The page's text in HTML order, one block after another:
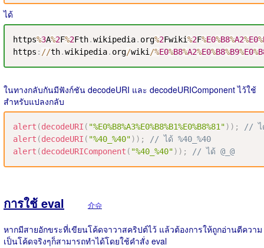
ได้
https%3A%2F%2Fth.wikipedia. org%2Fwiki%2F%E0%B8%A2%E0%
https : //th.wikipedia. org/wiki /%E0%B8%A2%E0%B8%B9%E0%
ในทางกลับกันมีฟังก์ชัน decodeURI และ decodeURIComponent ไว้ใช้
สำหรับแปลงกลับ
alert (decodeURI ( "%E0%B8%A3%E0%B8%B1%E0%B8%81") ) ;
// ไ
alert (decodeURI ( "%40_%40") ) ;
// ได้ %40_%40
alert (decodeURIComponent ( "%40_%40") ) ; // ได้ @_@
การใช้ eval 介슈
หากมีสายอักขระที่เขียนโค้ดจาวาสคริปต์ไว้ แล้วต้องการให้ถูกอ่านตีความ
เป็นโค้ดจริงๆก็สามารถทำได้โดยใช้คำสั่ง eval